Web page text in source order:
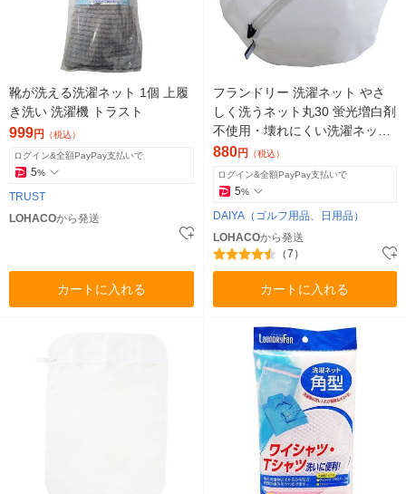
靴が洗える洗濯ネット 1個 上履
き洗い 洗濯機 トラスト
999円 （税込）
ログイン&全額PayPay支払いで
5%
TRUST
LOHACOから発送
カートに入れる
フランドリー 洗濯ネット やさ
しく洗うネット丸30 蛍光増白剤
不使用・壊れにくい洗濯ネット
専用ファスナー使用 1個 ダイヤ
880円 （税込）
ログイン&全額PayPay支払いで
5%
DAIYA（ゴルフ用品、日用品）
LOHACOから発送
（7）
カートに入れる